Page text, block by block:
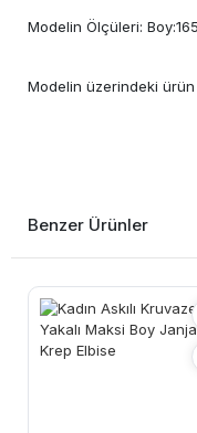
Modelin Ölçüleri:
Modelin üzerindeki
Benzer Ürünler